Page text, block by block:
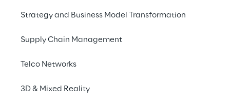
Strategy and Business Model Transformation
Supply Chain Management
Telco Networks
3D & Mixed Reality